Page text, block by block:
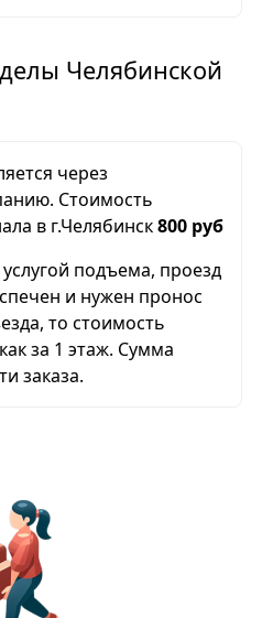
Челябинской
через
Стоимость
в г.Челябинск800 руб
услугой подъема, проезд
и нужен пронос
то стоимость
за 1 этаж. Сумма
заказа.